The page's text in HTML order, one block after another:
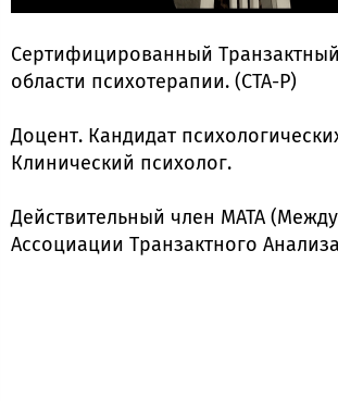
Сертифицированный
области психотерапии. (СТА-Р)
Доцент. Кандидат
Клинический психолог.
Действительный член МАТА
Ассоциации Транзактного